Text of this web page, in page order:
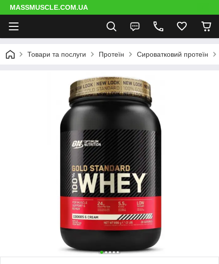
MASSMUSCLE.COM.UA
Товари та послуги Протеїн Сироватковий протеїн